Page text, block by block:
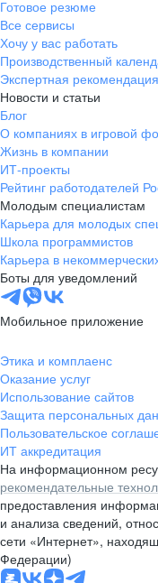
Готовое резюме
Все сервисы
Хочу у вас работать
Производственный
Экспертная рекомендация
Новости и статьи
Блог
О компаниях в игровой
Жизнь в компании
ИТ-проекты
Рейтинг работодателей
Молодым специалистам
Карьера для молодых
Школа программистов
Карьера в
Боты для уведомлений
Мобильное приложение
Этика и комплаенс
Оказание услуг
Использование сайтов
Защита персональных
Пользовательское
ИТ аккредитация
На информационном
рекомендательные
предоставления
и анализа сведений,
сети «Интернет»,
Федерации)